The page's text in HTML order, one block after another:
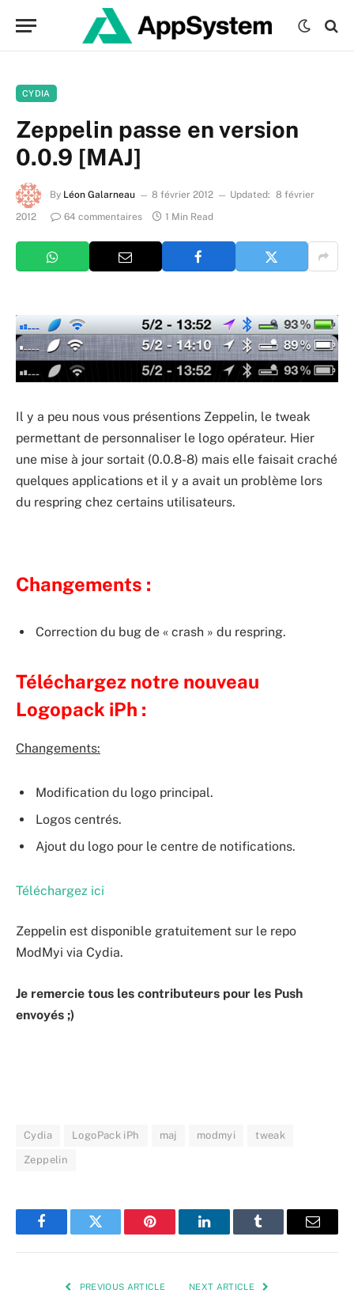
CYDIA
Zeppelin passe en version
0.0.9 [MAJ]
By Léon Galarneau 8 février 2012 Updated: 8 février
2012
64 commentaires 1 Min Read
Il y a peu nous vous présentions Zeppelin, le tweak
permettant de personnaliser le logo opérateur. Hier
une mise à jour sortait (0.0.8-8) mais elle faisait craché
quelques applications et il y a avait un problème lors
du respring chez certains utilisateurs.
Changements :
Correction du bug de « crash » du respring.
Téléchargez notre nouveau
Logopack iPh :
Changements:
Modification du logo principal.
Logos centrés.
Ajout du logo pour le centre de notifications.
Téléchargez ici
Zeppelin est disponible gratuitement sur le repo
ModMyi via Cydia.
Je remercie tous les contributeurs pour les Push
envoyés ;)
Cydia LogoPack iPh maj modmyi tweak
Zeppelin
FacebookTwitter Pinterest LinkedInTumblr Email
PREVIOUS ARTICLE NEXT ARTICLE